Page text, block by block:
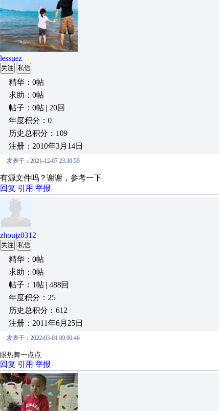
lessuez
关注 私信
精华：0帖
求助：0帖
帖子：0帖 | 20回
年度积分：0
历史总积分：109
注册：2010年3月14日
发表于：2021-12-07 23:30:59
有源文件吗？谢谢，参考一下
回复 引用 举报
zhoujz0312
关注 私信
精华：0帖
求助：0帖
帖子：1帖 | 488回
年度积分：25
历史总积分：612
注册：2011年6月25日
发表于：2022-03-01 09:00:46
眼热舞一点点
回复 引用 举报